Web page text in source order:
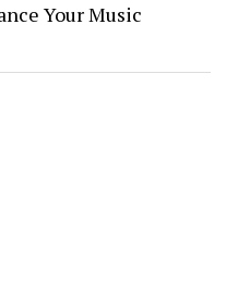
Your Music